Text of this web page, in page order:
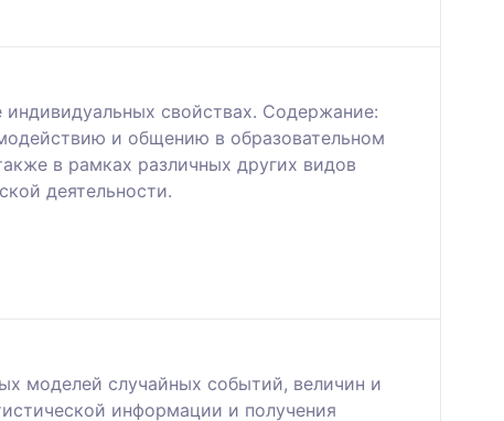
свойствах. Содержание:
и общению в образовательном
в рамках различных других видов
деятельности.
моделей случайных событий, величин и
информации и получения